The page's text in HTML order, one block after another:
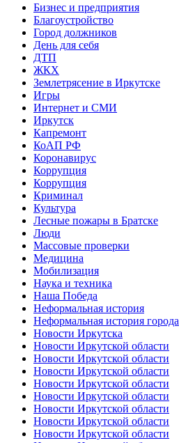
Бизнес и предприятия
Благоустройство
Город должников
День для себя
ДТП
ЖКХ
Землетрясение в Иркутске
Игры
Интернет и СМИ
Иркутск
Капремонт
КоАП РФ
Коронавирус
Коррупция
Коррупция
Криминал
Культура
Лесные пожары в Братске
Люди
Массовые проверки
Медицина
Мобилизация
Наука и техника
Наша Победа
Неформальная история
Неформальная история города
Новости Иркутска
Новости Иркутской области
Новости Иркутской области
Новости Иркутской области
Новости Иркутской области
Новости Иркутской области
Новости Иркутской области
Новости Иркутской области
Новости Иркутской области